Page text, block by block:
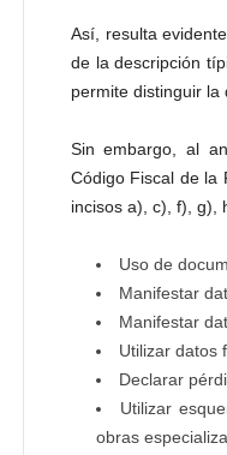
Así, resulta
de la descripción
permite distinguir la
Sin embargo, al
Código Fiscal de la
incisos a), c), f), g),
Uso de
Manifestar
Manifestar
Utilizar datos
Declarar
Utilizar
obras